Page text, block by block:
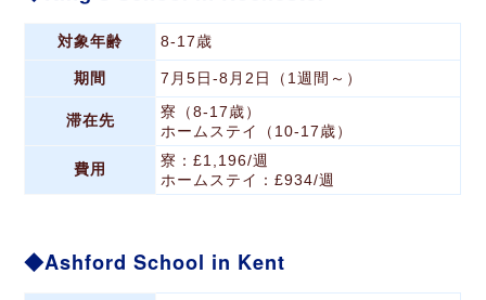
対象年齢 8-17歳
期間 7月5日-8月2日（1週間～）
滞在先
寮（8-17歳）
ホームステイ（10-17歳）
費用
寮：£1,196/週
ホームステイ：£934/週
Ashford School in Kent